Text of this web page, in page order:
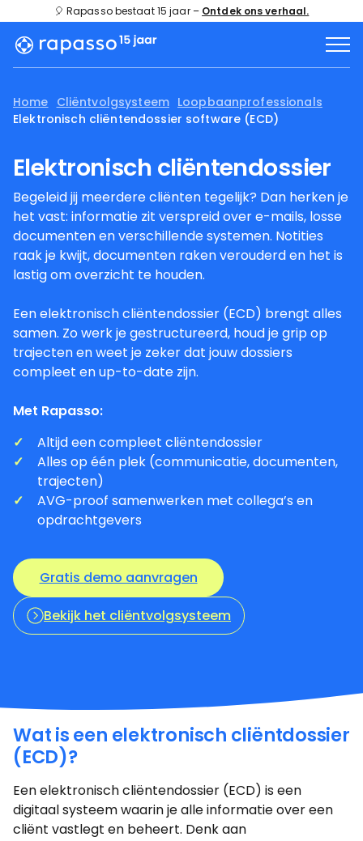
🎈 Rapasso bestaat 15 jaar – Ontdek ons verhaal.
Home Cliëntvolgsysteem Loopbaanprofessionals
Elektronisch cliëntendossier software (ECD)
Elektronisch cliëntendossier
Begeleid jij meerdere cliënten tegelijk? Dan herken je
het vast: informatie zit verspreid over e-mails, losse
documenten en verschillende systemen. Notities
raak je kwijt, documenten raken verouderd en het is
lastig om overzicht te houden.
Een elektronisch cliëntendossier (ECD) brengt alles
samen. Zo werk je gestructureerd, houd je grip op
trajecten en weet je zeker dat jouw dossiers
compleet en up-to-date zijn.
Met Rapasso:
Altijd een compleet cliëntendossier
Alles op één plek (communicatie, documenten,
trajecten)
AVG-proof samenwerken met collega’s en
opdrachtgevers
Gratis demo aanvragen
Bekijk het cliëntvolgsysteem
Wat is een elektronisch cliëntdossier
(ECD)?
Een elektronisch cliëntendossier (ECD) is een
digitaal systeem waarin je alle informatie over een
cliënt vastlegt en beheert. Denk aan